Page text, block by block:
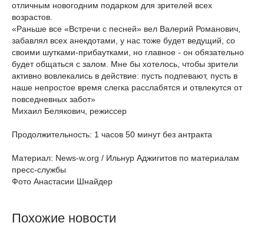
отличным новогодним подарком для зрителей всех
возрастов.
«Раньше все «Встречи с песней» вел Валерий Романович,
забавлял всех анекдотами, у нас тоже будет ведущий, со
своими шутками-прибаутками, но главное - он обязательно
будет общаться с залом. Мне бы хотелось, чтобы зрители
активно вовлекались в действие: пусть подпевают, пусть в
наше непростое время слегка расслабятся и отвлекутся от
повседневных забот»
Михаил Белякович, режиссер
Продолжительность: 1 часов 50 минут без антракта
Материал: News-w.org / Ильнур Аджигитов по материалам
пресс-службы
Фото Анастасии Шнайдер
Похожие новости